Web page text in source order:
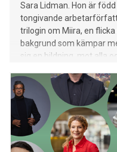
Sara Lidman. Hon är
tongivande
trilogin om Miira, en
bakgrund som kämpar
sig en bildning, mot alla